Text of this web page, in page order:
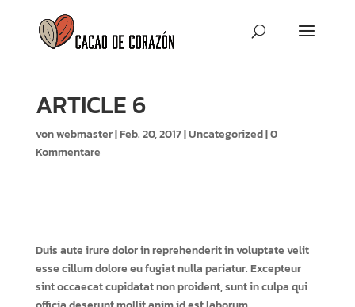
ARTICLE 6
vonwebmaster|Feb. 20, 2017|Uncategorized|0
Kommentare
Duis aute irure dolor in reprehenderit in voluptate velit
esse cillum dolore eu fugiat nulla pariatur. Excepteur
sint occaecat cupidatat non proident, sunt in culpa qui